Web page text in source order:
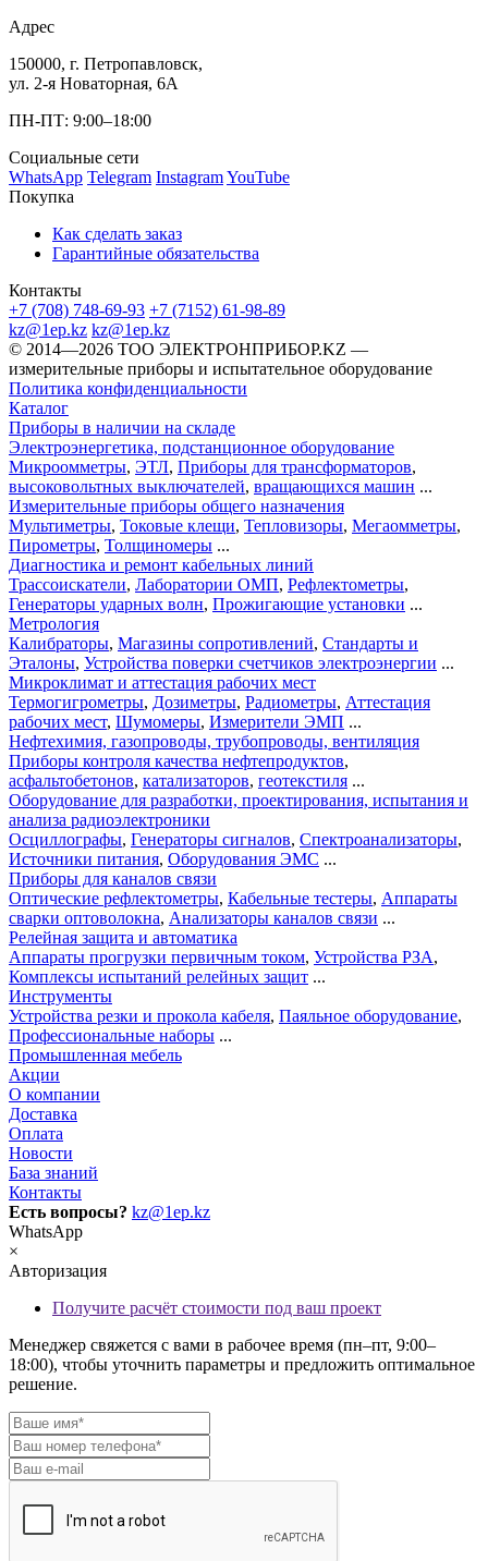
Адрес
150000, г. Петропавловск,
ул. 2-я Новаторная, 6А
ПН-ПТ: 9:00–18:00
Социальные сети
WhatsApp Telegram InstagramYouTube
Покупка
Как сделать заказ
Гарантийные обязательства
Контакты
+7 (708) 748-69-93 +7 (7152) 61-98-89
kz@1ep.kz kz@1ep.kz
©️ 2014—2026 ТОО ЭЛЕКТРОНПРИБОР.KZ —
измерительные приборы и испытательное оборудование
Политика конфиденциальности
Каталог
Приборы в наличии на складе
Электроэнергетика, подстанционное оборудование
Микроомметры, ЭТЛ, Приборы для трансформаторов,
высоковольтных выключателей, вращающихся машин ...
Измерительные приборы общего назначения
Мультиметры, Токовые клещи, Тепловизоры, Мегаомметры,
Пирометры, Толщиномеры ...
Диагностика и ремонт кабельных линий
Трассоискатели, Лаборатории ОМП, Рефлектометры,
Генераторы ударных волн, Прожигающие установки ...
Метрология
Калибраторы, Магазины сопротивлений, Стандарты и
Эталоны, Устройства поверки счетчиков электроэнергии ...
Микроклимат и аттестация рабочих мест
Термогигрометры, Дозиметры, Радиометры, Аттестация
рабочих мест, Шумомеры, Измерители ЭМП ...
Нефтехимия, газопроводы, трубопроводы, вентиляция
Приборы контроля качества нефтепродуктов,
асфальтобетонов, катализаторов, геотекстиля ...
Оборудование для разработки, проектирования, испытания и
анализа радиоэлектроники
Осциллографы, Генераторы сигналов, Спектроанализаторы,
Источники питания, Оборудования ЭМС ...
Приборы для каналов связи
Оптические рефлектометры, Кабельные тестеры, Аппараты
сварки оптоволокна, Анализаторы каналов связи ...
Релейная защита и автоматика
Аппараты прогрузки первичным током, Устройства РЗА,
Комплексы испытаний релейных защит ...
Инструменты
Устройства резки и прокола кабеля, Паяльное оборудование,
Профессиональные наборы ...
Промышленная мебель
Акции
О компании
Доставка
Оплата
Новости
База знаний
Контакты
Есть вопросы? kz@1ep.kz
WhatsApp
×
Авторизация
Получите расчёт стоимости под ваш проект
Менеджер свяжется с вами в рабочее время (пн–пт, 9:00–
18:00), чтобы уточнить параметры и предложить оптимальное
решение.